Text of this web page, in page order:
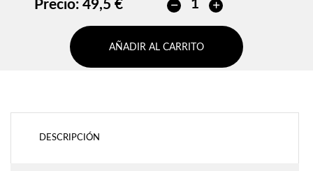
Precio: 49,5 €
AÑADIR AL CARRITO
DESCRIPCIÓN